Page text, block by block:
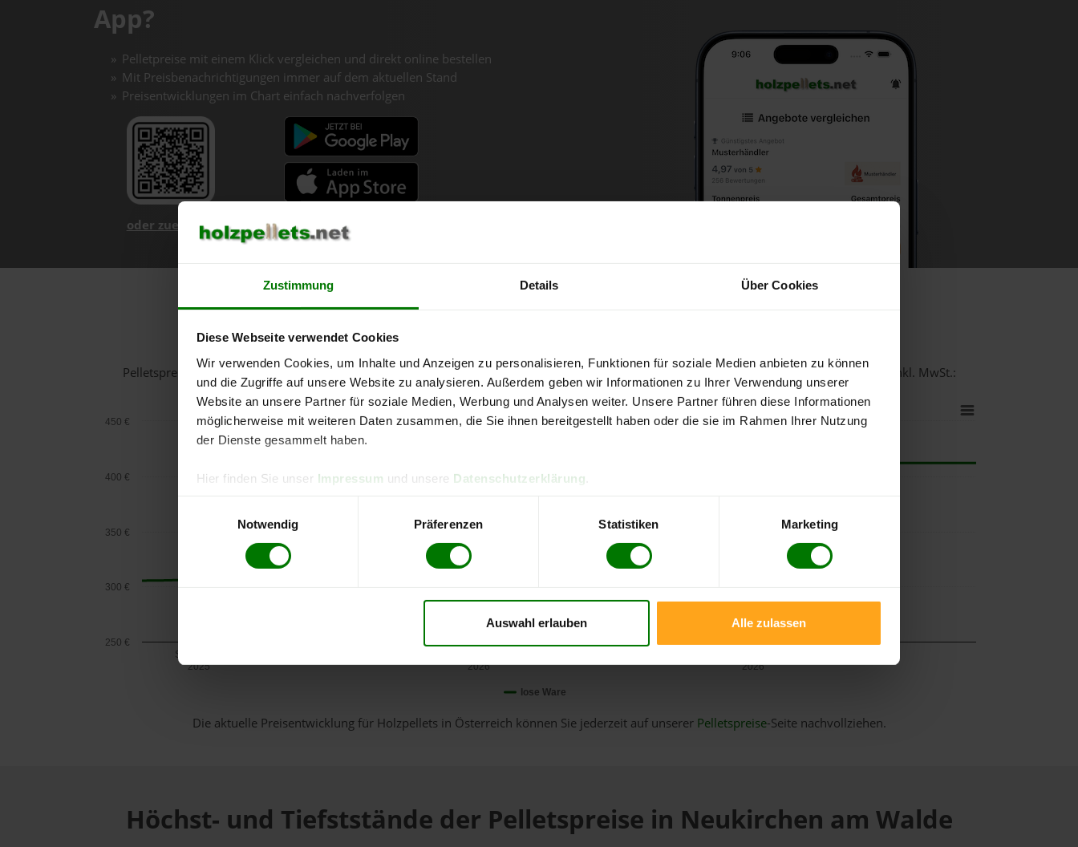
Zustimmung Details Über Cookies
Diese Webseite verwendet Cookies
Wir verwenden Cookies, um Inhalte und Anzeigen zu personalisieren, Funktionen für soziale Medien anbieten zu können
und die Zugriffe auf unsere Website zu analysieren. Außerdem geben wir Informationen zu Ihrer Verwendung unserer
Website an unsere Partner für soziale Medien, Werbung und Analysen weiter. Unsere Partner führen diese Informationen
möglicherweise mit weiteren Daten zusammen, die Sie ihnen bereitgestellt haben oder die sie im Rahmen Ihrer Nutzung
der Dienste gesammelt haben.
Hier finden Sie unser Impressum und unsere Datenschutzerklärung
Notwendig
Präferenzen Statistiken Marketing
Auswahl erlauben Alle zulassen
App?
Pelletpreise mit einem Klick vergleichen und direkt online bestellen
Mit Preisbenachrichtigungen immer auf dem aktuellen Stand
Preisentwicklungen im Chart einfach nachverfolgen
oder zuerst mehr über unsere App erfahren
Holzpellets-Chart für Neukirchen am Walde
Pelletspreise in Neukirchen am Walde für 1 Tonne bei Abnahmevon 6 Tonnen loser Warein DINplus-/ENplus-Qualität bei einer Lieferstelle inkl. MwSt.:
lose Ware
September
2025
2026
2026
300 €
350 €
400 €
450 €
250 €
Die aktuelle Preisentwicklung für Holzpellets in Österreich können Sie jederzeit auf unserer Pelletspreise-Seite nachvollziehen.
Höchst- und Tiefststände der Pelletspreise in Neukirchen am Walde